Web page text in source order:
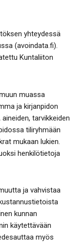
yhteydessä
(avoindata.fi).
Kuntaliiton
muassa
ja kirjanpidon
tarvikkeiden
tiliryhmään
mukaan lukien.
henkilötietoja
ja vahvistaa
kunnan
käytettävään
myös